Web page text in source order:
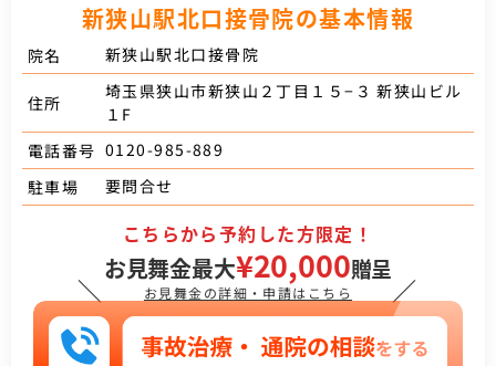
新狭山駅北口接骨院の基本情報
院名 新狭山駅北口接骨院
住所
埼玉県狭山市新狭山２丁目１５−３ 新狭山ビル
１F
電話番号 0120-985-889
駐車場
要問合せ
＼
こちらから予約した方限定！
お見舞金最大¥20,000贈呈
お見舞金の詳細・申請はこちら ／